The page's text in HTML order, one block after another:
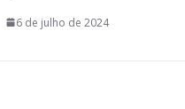
6 de julho de 2024